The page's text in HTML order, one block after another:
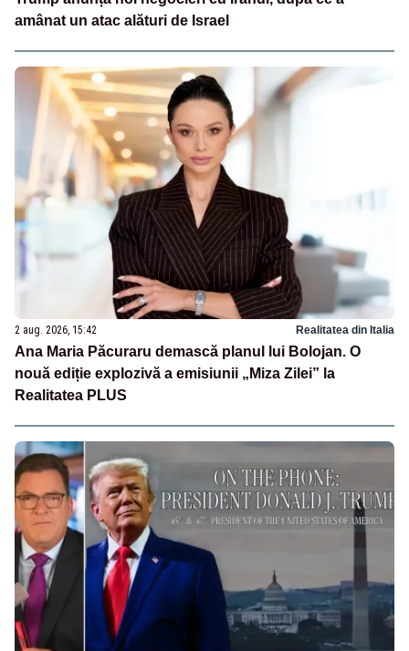
amânat un atac alături de Israel
2 aug. 2026, 15:42 Realitatea din Italia
Ana Maria Păcuraru demască planul lui Bolojan. O
nouă ediție explozivă a emisiunii „Miza Zilei” la
Realitatea PLUS